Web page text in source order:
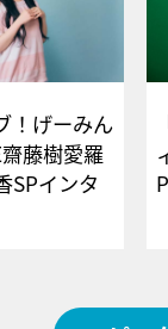
！げーみん
藤樹愛羅
SPインタ